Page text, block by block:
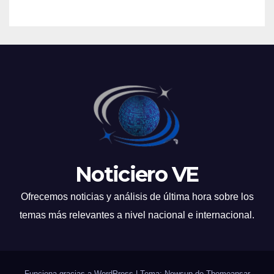
Noticiero VE
Ofrecemos noticias y análisis de última hora sobre los
temas más relevantes a nivel nacional e internacional.